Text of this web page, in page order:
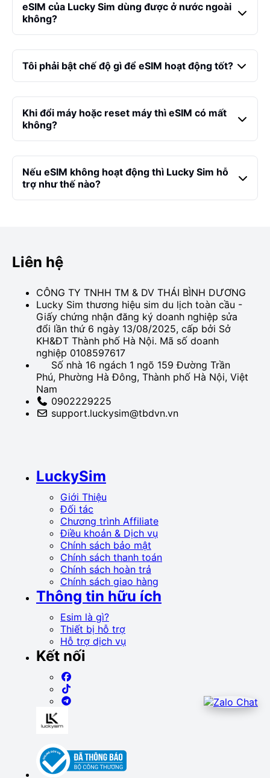
eSIM của Lucky Sim dùng được ở nước ngoài
không?
Tôi phải bật chế độ gì để eSIM hoạt động tốt?
Khi đổi máy hoặc reset máy thì eSIM có mất
không?
Nếu eSIM không hoạt động thì Lucky Sim hỗ
trợ như thế nào?
Liên hệ
CÔNG TY TNHH TM & DV THÁI BÌNH DƯƠNG
Lucky Sim thương hiệu sim du lịch toàn cầu -
Giấy chứng nhận đăng ký doanh nghiệp sửa
đổi lần thứ 6 ngày 13/08/2025, cấp bởi Sở
KH&ĐT Thành phố Hà Nội. Mã số doanh
nghiệp 0108597617
Số nhà 16 ngách 1 ngõ 159 Đường Trần
Phú, Phường Hà Đông, Thành phố Hà Nội, Việt
Nam
0902229225
support.luckysim@tbdvn.vn
LuckySim
Giới Thiệu
Đối tác
Chương trình Affiliate
Điều khoản & Dịch vụ
Chính sách bảo mật
Chính sách thanh toán
Chính sách hoàn trả
Chính sách giao hàng
Thông tin hữu ích
Esim là gì?
Thiết bị hỗ trợ
Hỗ trợ dịch vụ
Kết nối